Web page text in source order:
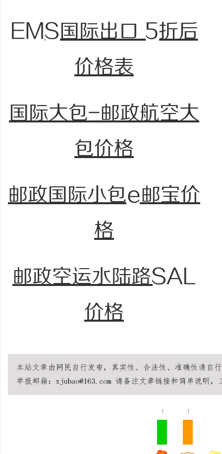
EMS国际出口 5折后
价格表
国际大包-邮政航空大
包价格
邮政国际小包e邮宝价
格
邮政空运水陆路SAL
价格
1 1